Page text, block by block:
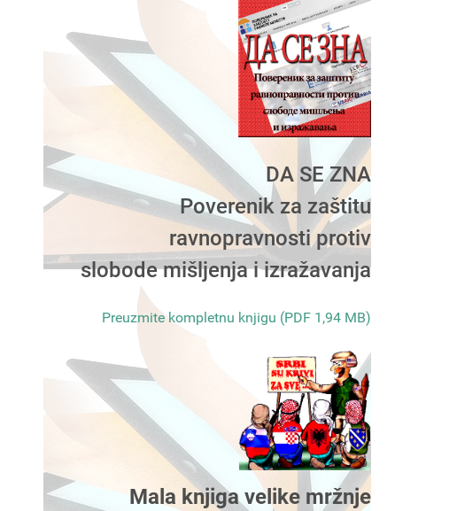
DA SE ZNA
Poverenik za zaštitu
ravnopravnosti protiv
slobode mišljenja i izražavanja
Preuzmite kompletnu knjigu (PDF 1,94 MB)
Mala knjiga velike mržnje